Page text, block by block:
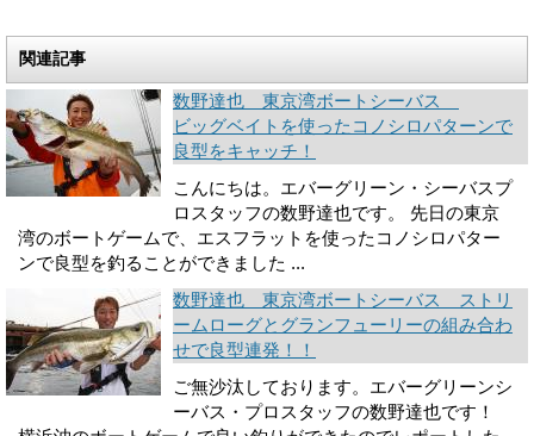
関連記事
数野達也 東京湾ボートシーバス
ビッグベイトを使ったコノシロパターンで
良型をキャッチ！
こんにちは。エバーグリーン・シーバスプ
ロスタッフの数野達也です。 先日の東京
湾のボートゲームで、エスフラットを使ったコノシロパター
ンで良型を釣ることができました ...
数野達也 東京湾ボートシーバス ストリ
ームローグとグランフューリーの組み合わ
せで良型連発！！
ご無沙汰しております。エバーグリーンシ
ーバス・プロスタッフの数野達也です！